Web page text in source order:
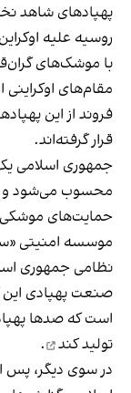
‫پهپادهای شاهد
روسیه علیه اوکراین
با موشک‌های
فروند از این
قرار گرفته‌اند.
جمهوری اسلامی
محسوب می‌شود و
حمایت‌های موشکی
نظامی جمهوری
صنعت پهپادی این
است که صدها
تولید کند
.
‫در سوی دیگر، پس